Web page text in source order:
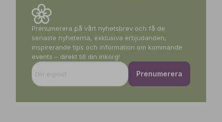
Prenumerera på vårt nyhetsbrev och få de
senaste nyheterna, exklusiva erbjudanden,
inspirerande tips och information om kommande
events – direkt till din inkorg!
Prenumerera